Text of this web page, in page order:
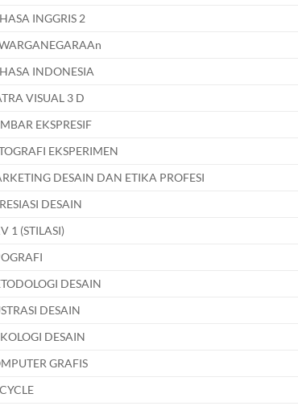
INGGRIS 2
INDONESIA
VISUAL 3 D
EKSPRESIF
EKSPERIMEN
DESAIN DAN ETIKA PROFESI
DESAIN
1 (STILASI)
DESAIN
DESAIN
DESAIN
GRAFIS